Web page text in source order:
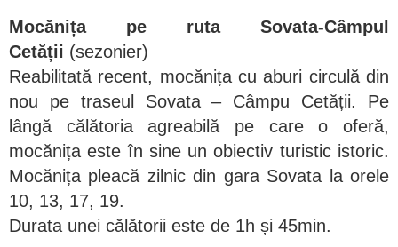
Mocănița pe ruta Sovata-Câmpul
Cetății (sezonier)
Reabilitată recent, mocănița cu aburi circulă din
nou pe traseul Sovata – Câmpu Cetății. Pe
lângă călătoria agreabilă pe care o oferă,
mocănița este în sine un obiectiv turistic istoric.
Mocănița pleacă zilnic din gara Sovata la orele
10, 13, 17, 19.
Durata unei călătorii este de 1h și 45min.